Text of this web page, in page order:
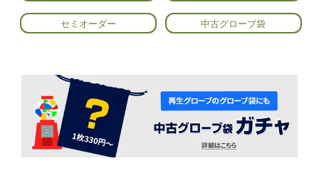
セミオーダー 中古グローブ袋